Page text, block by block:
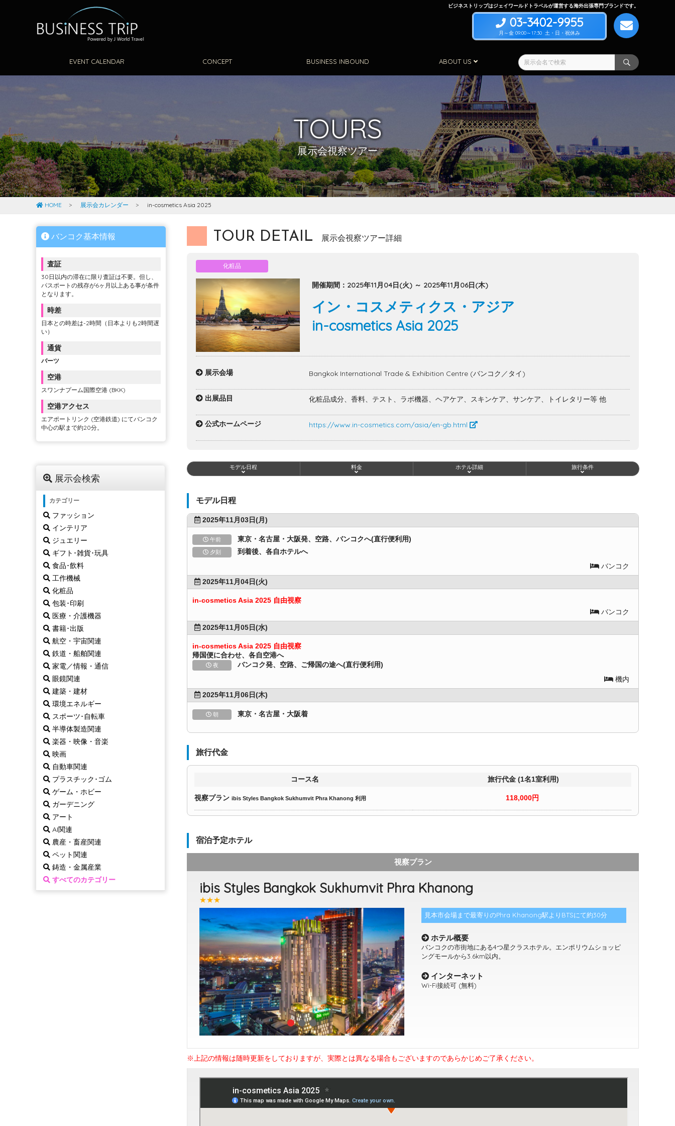
ビジネストリップはジェイワールドトラベルが運営する海外出張専門ブランドです。
03-3402-9955
月～金 09:00～17:30 土・日・祝休み
EVENT CALENDAR CONCEPT BUSINESS INBOUND ABOUT US
TOURS
展示会視察ツアー
HOME 展示会カレンダー in-cosmetics Asia 2025
TOUR DETAIL 展示会視察ツアー詳細
化粧品
開催期間：2025年11月04日(火) ～ 2025年11月06日(木)
イン・コスメティクス・アジア
in-cosmetics Asia 2025
展示会場 Bangkok International Trade & Exhibition Centre (バンコク／タイ)
出展品目 化粧品成分、香料、テスト、ラボ機器、ヘアケア、スキンケア、サンケア、トイレタリー等 他
公式ホームページ https://www.in-cosmetics.com/asia/en-gb.html
モデル日程 料金 ホテル詳細 旅行条件
モデル日程
2025年11月03日(月)
午前 東京・名古屋・大阪発、空路、バンコクへ(直行便利用)
夕刻
到着後、各自ホテルへ
バンコク
2025年11月04日(火)
in-cosmetics Asia 2025 自由視察
バンコク
2025年11月05日(水)
in-cosmetics Asia 2025 自由視察
帰国便に合わせ、各自空港へ
夜
バンコク発、空路、ご帰国の途へ(直行便利用)
機内
2025年11月06日(木)
朝 東京・名古屋・大阪着
旅行代金
コース名 旅行代金 (1名1室利用)
視察プラン ibis Styles Bangkok Sukhumvit Phra Khanong 利用 118,000円
宿泊予定ホテル
視察プラン
ibis Styles Bangkok Sukhumvit Phra Khanong
★★★
見本市会場まで最寄りのPhra Khanong駅よりBTSにて約30分
ホテル概要
バンコクの市街地にある4つ星クラスホテル。エンポリウムショッピ
ングモールから3.6km以内。
インターネット
Wi-Fi接続可 (無料)
※上記の情報は随時更新をしておりますが、実際とは異なる場合もございますのであらかじめご了承ください。
バンコク基本情報
査証
30日以内の滞在に限り査証は不要。但し、
パスポートの残存が6ヶ月以上ある事が条件
となります。
時差
日本との時差は-2時間（日本よりも2時間遅
い）
通貨
バーツ
空港
スワンナプーム国際空港 (BKK)
空港アクセス
エアポートリンク (空港鉄道) にてバンコク
中心の駅まで約20分。
展示会検索
カテゴリー
ファッション
インテリア
ジュエリー
ギフト･雑貨･玩具
食品･飲料
工作機械
化粧品
包装･印刷
医療・介護機器
書籍･出版
航空・宇宙関連
鉄道・船舶関連
家電／情報・通信
眼鏡関連
建築・建材
環境エネルギー
スポーツ･自転車
半導体製造関連
楽器・映像・音楽
映画
自動車関連
プラスチック･ゴム
ゲーム・ホビー
ガーデニング
アート
AI関連
農産・畜産関連
ペット関連
鋳造・金属産業
すべてのカテゴリー